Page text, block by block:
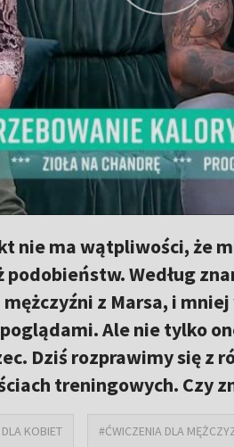
nie ma wątpliwości, że
podobieństw. Według
mężczyźni z Marsa, i
Ale nie tylko
Dziś rozprawimy się z
treningowych. Czy
KOBIET #ĆWICZENIA DLA